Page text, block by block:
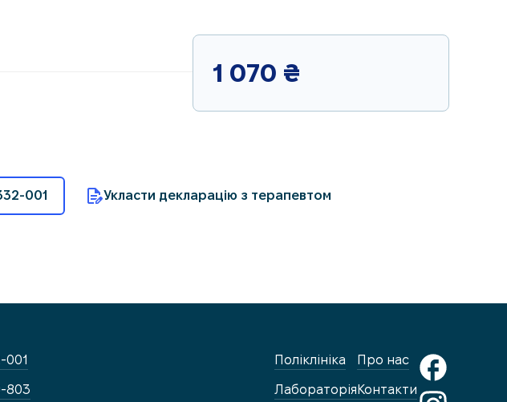
1 070 ₴
001 Укласти декларацію з терапевтом
001
803
Поліклініка
Лабораторія
Про нас
Контакти